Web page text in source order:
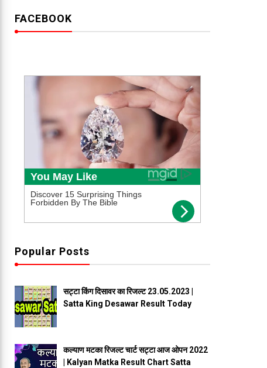
FACEBOOK
Popular Posts
सट्टा किंग दिसावर का रिजल्ट 23.05.2023 |
Satta King Desawar Result Today
कल्याण मटका रिजल्ट चार्ट सट्टा आज ओपन 2022
| Kalyan Matka Result Chart Satta